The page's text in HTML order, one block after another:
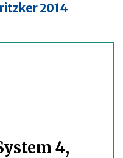
2014
4,